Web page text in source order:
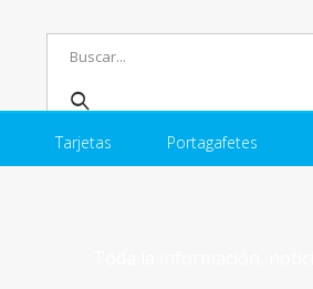
Tarjetas Portagafetes